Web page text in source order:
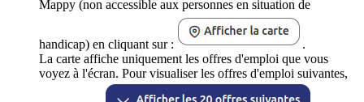
Mappy (non accessible aux personnes en situation de
handicap) en cliquant sur :
.
La carte affiche uniquement les offres d'emploi que vous
voyez à l'écran. Pour visualiser les offres d'emploi suivantes,